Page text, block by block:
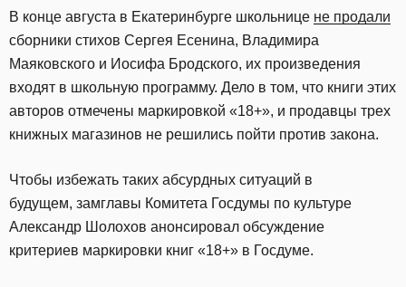
В конце августа в Екатеринбурге школьнице не продали
сборники стихов Сергея Есенина, Владимира
Маяковского и Иосифа Бродского, их произведения
входят в школьную программу. Дело в том, что книги этих
авторов отмечены маркировкой «18+», и продавцы трех
книжных магазинов не решились пойти против закона.
Чтобы избежать таких абсурдных ситуаций в
будущем, замглавы Комитета Госдумы по культуре
Александр Шолохов анонсировал обсуждение
критериев маркировки книг «18+» в Госдуме.